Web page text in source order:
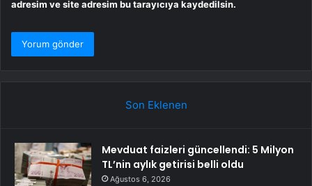
adresim ve site adresim bu tarayıcıya kaydedilsin.
Son Eklenen
Mevduat faizleri güncellendi: 5 Milyon
TL’nin aylık getirisi belli oldu
Ağustos 6, 2026